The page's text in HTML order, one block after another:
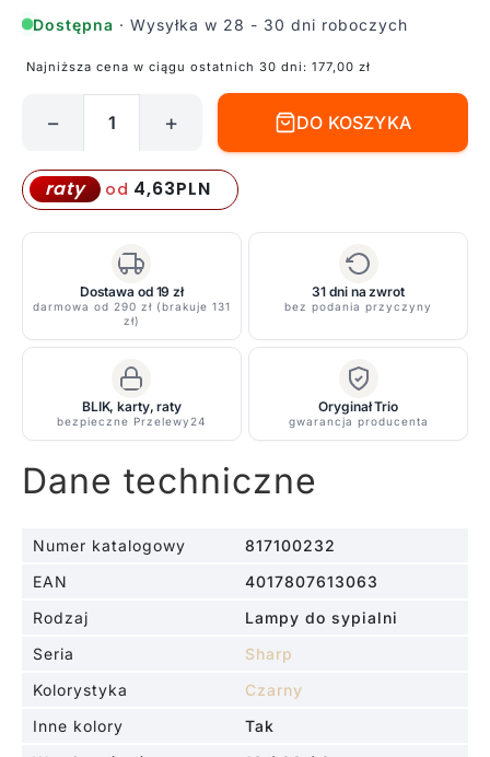
Dostępna · Wysyłka w 28 - 30 dni roboczych
Najniższa cena w ciągu ostatnich 30 dni: 177,00 zł
podwójny
reflektor
sufitowy
− + DO KOSZYKA
raty od 4,63PLN
Dostawa od 19 zł
darmowa od 290 zł (brakuje 131
zł)
31 dni na zwrot
bez podania przyczyny
BLIK, karty, raty
bezpieczne Przelewy24
Oryginał Trio
gwarancja producenta
Dane techniczne
Numer katalogowy
817100232
EAN
4017807613063
Rodzaj
Lampy do sypialni
Seria
Sharp
Kolorystyka
Czarny
Inne kolory
Tak